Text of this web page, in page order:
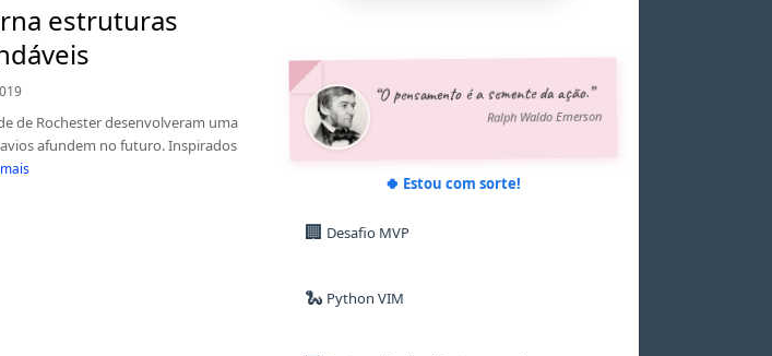
estruturas
de Rochester desenvolveram uma
afundem no futuro. Inspirados
6
6
6
6
7
7
8
8
9
“O pensamento é a semente da ação.”
Ralph Waldo Emerson
🍀 Estou com sorte!
🏢 Desafio MVP
🐍 Python VIM